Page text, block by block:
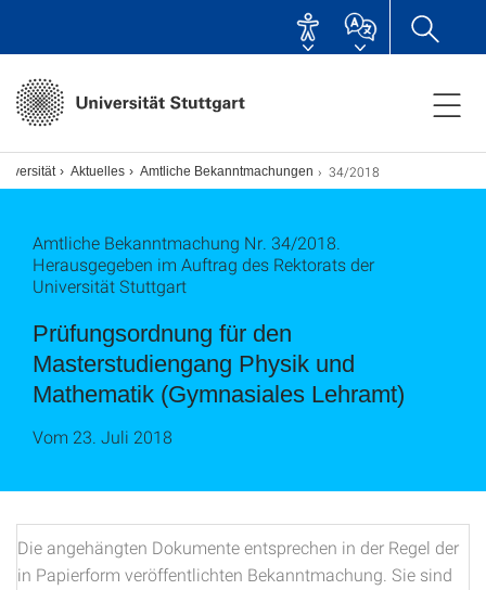
Aktuelles Amtliche Bekanntmachungen 34/2018
Amtliche Bekanntmachung Nr. 34/2018.
Herausgegeben im Auftrag des Rektorats der
Universität Stuttgart
Prüfungsordnung für den
Masterstudiengang Physik und
Mathematik (Gymnasiales Lehramt)
Vom 23. Juli 2018
Die angehängten Dokumente entsprechen in der Regel der
in Papierform veröffentlichten Bekanntmachung. Sie sind